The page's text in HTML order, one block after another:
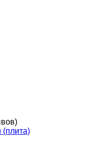
(плита)